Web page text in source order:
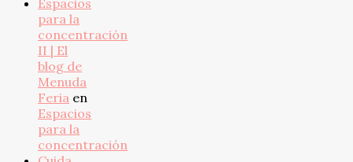
para la
concentración
II | El
blog de
Menuda
Feria en
Espacios
para la
concentración